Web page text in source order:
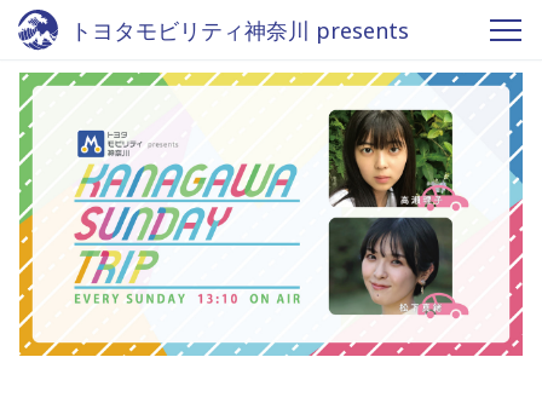
トヨタモビリティ神奈川 presents
KANAGAWA SUNDAY TRIP - Fm
yokohama 84.7